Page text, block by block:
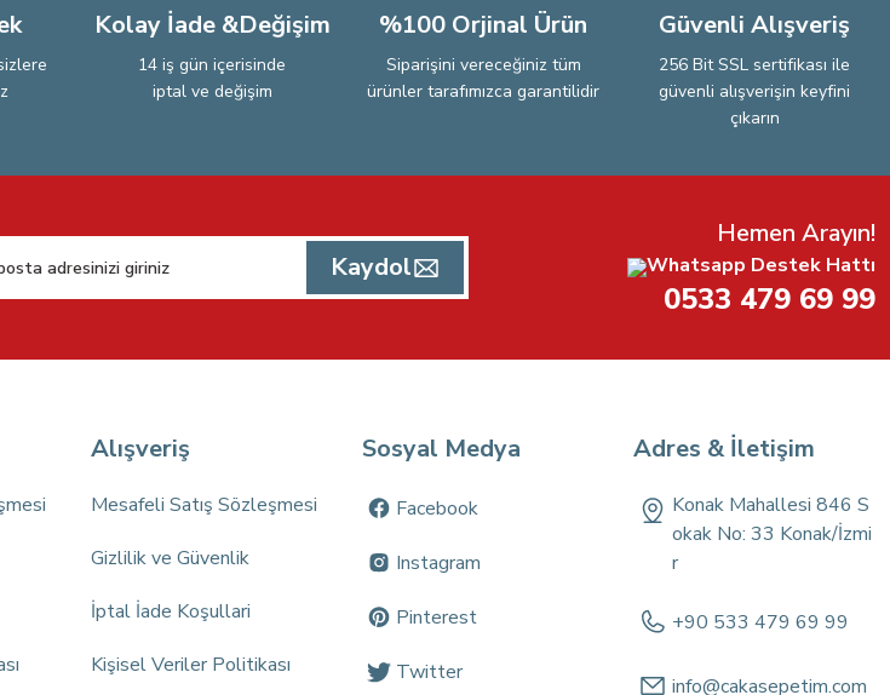
Kolay İade &Değişim
14 iş gün içerisinde
iptal ve değişim
%100 Orjinal Ürün
Siparişini vereceğiniz tüm
ürünler tarafımızca garantilidir
Güvenli Alışveriş
256 Bit SSL sertifikası ile
güvenli alışverişin keyfini
çıkarın
Kaydol
Hemen Arayın!
Whatsapp Destek Hattı
0533 479 69 99
Alışveriş
Mesafeli Satış Sözleşmesi
Gizlilik ve Güvenlik
İptal İade Koşullari
Kişisel Veriler Politikası
Sosyal Medya
Facebook
Instagram
Pinterest
Twitter
Adres & İletişim
Konak Mahallesi 846 S
okak No: 33 Konak/İzmi
r
+90 533 479 69 99
info@cakasepetim.com